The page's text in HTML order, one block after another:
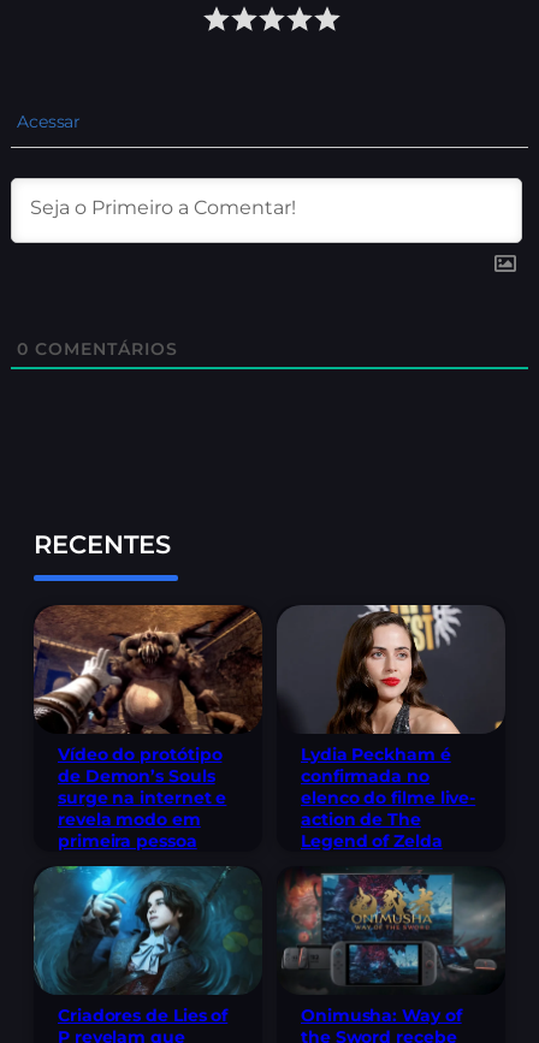
Acessar
0 COMENTÁRIOS
RECENTES
Vídeo do protótipo
de Demon’s Souls
surge na internet e
revela modo em
primeira pessoa
Lydia Peckham é
confirmada no
elenco do filme live-
action de The
Legend of Zelda
Criadores de Lies of
P revelam que
Onimusha: Way of
the Sword recebe